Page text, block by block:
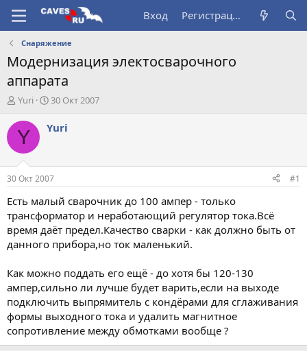
Вход Регистрация
Снаряжение
Модернизация электосварочного
аппарата
А
т
о
т
е
м
ы
Yuri
Д
т
ч
а
л
30 Окт 2007
Y Yuri
30 Окт 2007 #1
Есть малый сварочник до 100 ампер - только
трансформатор и неработающий регулятор тока.Всё
время даёт предел.Качество сварки - как должно быть от
данного прибора,но ток маленький.
Как можно поддать его ещё - до хотя бы 120-130
ампер,сильно ли лучше будет варить,если на выходе
подключить выпрямитель с кондёрами для сглаживания
формы выходного тока и удалить магнитное
сопротивление между обмотками вообще ?